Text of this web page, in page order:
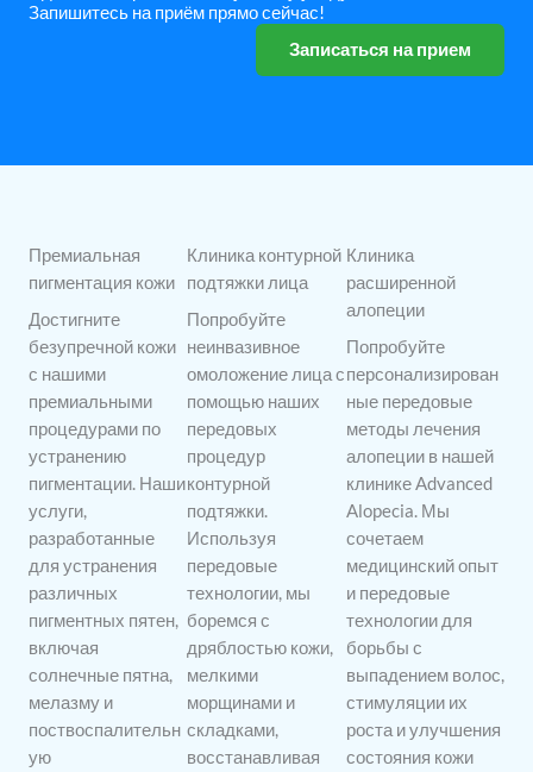
Запишитесь на приём прямо сейчас!
Записаться на прием
Премиальная
пигментация кожи
Достигните
безупречной кожи
с нашими
премиальными
процедурами по
устранению
пигментации. Наши
услуги,
разработанные
для устранения
различных
пигментных пятен,
включая
солнечные пятна,
мелазму и
поствоспалительн
ую
Клиника контурной
подтяжки лица
Попробуйте
неинвазивное
омоложение лица с
помощью наших
передовых
процедур
контурной
подтяжки.
Используя
передовые
технологии, мы
боремся с
дряблостью кожи,
мелкими
морщинами и
складками,
восстанавливая
Клиника
расширенной
алопеции
Попробуйте
персонализирован
ные передовые
методы лечения
алопеции в нашей
клинике Advanced
Alopecia. Мы
сочетаем
медицинский опыт
и передовые
технологии для
борьбы с
выпадением волос,
стимуляции их
роста и улучшения
состояния кожи